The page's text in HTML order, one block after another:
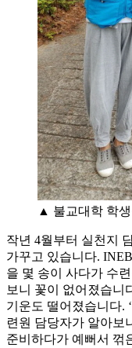
▲ 불교대학 학
작년 4월부터 실천지
가꾸고 있습니다.
을 몇 송이 사다가 수
보니 꽃이 없어졌습니
기운도 떨어졌습니다.
련원 담당자가 알아보
준비하다가 예뻐서 꺾